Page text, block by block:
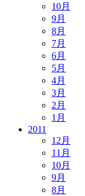
10月
9月
8月
7月
6月
5月
4月
3月
2月
1月
2011
12月
11月
10月
9月
8月